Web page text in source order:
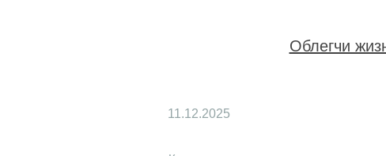
Облегчи
11.12.2025